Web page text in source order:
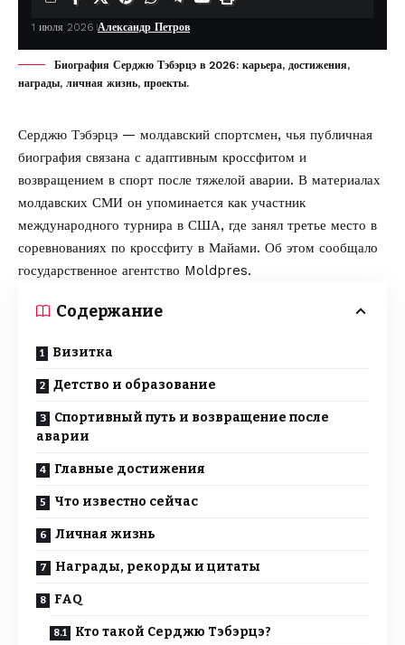
1 июля 2026 Александр Петров
Биография Серджю Тэбэрцэ в 2026: карьера, достижения,
награды, личная жизнь, проекты.
Серджю Тэбэрцэ — молдавский спортсмен, чья публичная
биография связана с адаптивным кроссфитом и
возвращением в спорт после тяжелой аварии. В материалах
молдавских СМИ он упоминается как участник
международного турнира в США, где занял третье место в
соревнованиях по кроссфиту в Майами. Об этом сообщало
государственное агентство Moldpres.
Содержание
Визитка
Детство и образование
Спортивный путь и возвращение после
аварии
Главные достижения
Что известно сейчас
Личная жизнь
Награды, рекорды и цитаты
FAQ
Кто такой Серджю Тэбэрцэ?